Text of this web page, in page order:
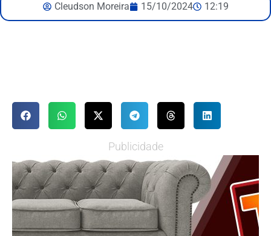
Cleudson Moreira 15/10/2024 12:19
Publicidade